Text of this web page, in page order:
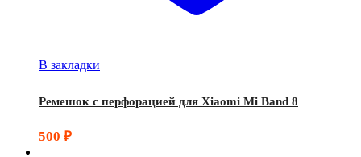
В закладки
Ремешок с перфорацией для Xiaomi Mi Band 8
500 ₽